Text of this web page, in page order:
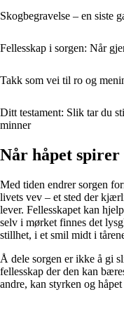
Skogbegravelse – en siste
Fellesskap i sorgen: Når
Takk som vei til ro og
Ditt testament: Slik tar du
minner
Når håpet
Med tiden endrer sorgen
livets vev – et sted der
lever. Fellesskapet kan
selv i mørket finnes det
stillhet, i et smil midt i
Å dele sorgen er ikke å gi
fellesskap der den kan
andre, kan styrken og